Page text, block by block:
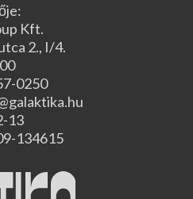
Kft.
2., I/4.
0250
13
134615